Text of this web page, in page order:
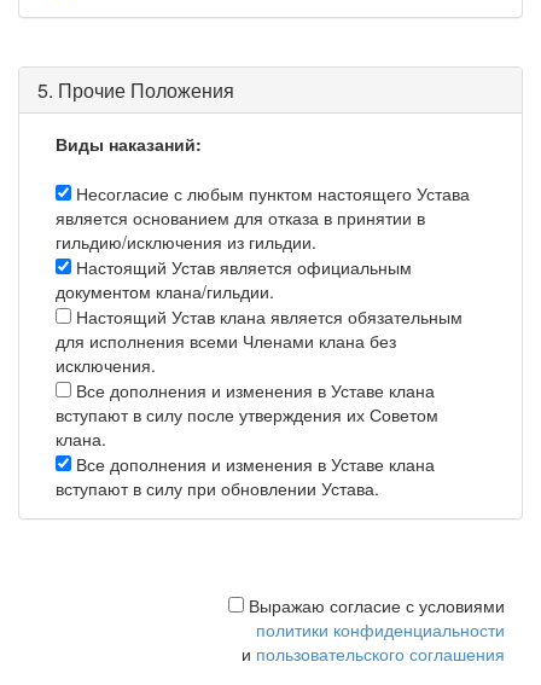
5. Прочие Положения
Виды наказаний:
Несогласие с любым пунктом настоящего Устава
является основанием для отказа в принятии в
гильдию/исключения из гильдии.
Настоящий Устав является официальным
документом клана/гильдии.
Настоящий Устав клана является обязательным
для исполнения всеми Членами клана без
исключения.
Все дополнения и изменения в Уставе клана
вступают в силу после утверждения их Советом
клана.
Все дополнения и изменения в Уставе клана
вступают в силу при обновлении Устава.
Выражаю согласие с условиями
политики конфиденциальности
и пользовательского соглашения